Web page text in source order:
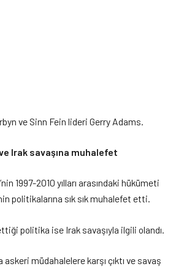
ve Sinn Fein lideri Gerry Adams.
Irak savaşına muhalefet
1997-2010 yılları arasındaki hükümeti
politikalarına sık sık muhalefet etti.
politika ise Irak savaşıyla ilgili olandı.
askeri müdahalelere karşı çıktı ve savaş